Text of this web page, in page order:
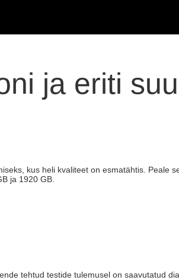
ja eriti
kus heli kvaliteet on esmatähtis. Peale
ja 1920 GB.
tehtud testide tulemusel on saavutatud